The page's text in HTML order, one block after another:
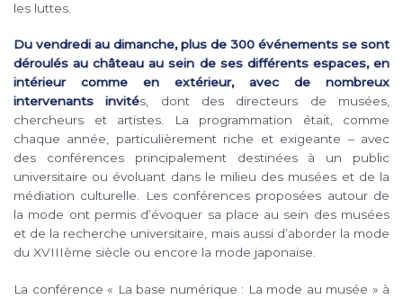
les luttes.
Du vendredi au dimanche, plus de 300 événements se sont
déroulés au château au sein de ses différents espaces, en
intérieur comme en extérieur, avec de nombreux
intervenants invités, dont des directeurs de musées,
chercheurs et artistes. La programmation était, comme
chaque année, particulièrement riche et exigeante – avec
des conférences principalement destinées à un public
universitaire ou évoluant dans le milieu des musées et de la
médiation culturelle. Les conférences proposées autour de
la mode ont permis d’évoquer sa place au sein des musées
et de la recherche universitaire, mais aussi d’aborder la mode
du XVIIIème siècle ou encore la mode japonaise.
La conférence « La base numérique : La mode au musée » à